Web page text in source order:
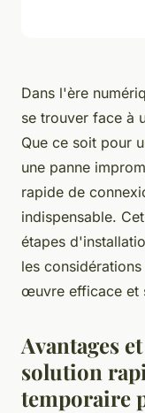
Dans l'ère
se trouver face à
Que ce soit pour
une panne
rapide de
indispensable.
étapes
les
œuvre efficace et
Avantages
solution
temporaire